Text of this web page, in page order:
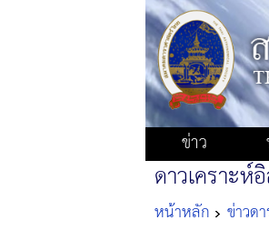
ข่าว
ดาวเคราะห์
หน้าหลัก ข่าวด